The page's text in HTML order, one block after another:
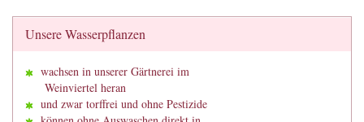
Unsere Wasserpflanzen
wachsen in unserer Gärtnerei im
Weinviertel heran
und zwar torffrei und ohne Pestizide